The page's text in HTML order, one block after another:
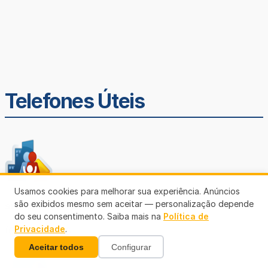
Telefones Úteis
SEMUSA
(69)3901-3176
Usamos cookies para melhorar sua experiência. Anúncios
são exibidos mesmo sem aceitar — personalização depende
do seu consentimento. Saiba mais na Política de
Privacidade.
Aceitar todos Configurar